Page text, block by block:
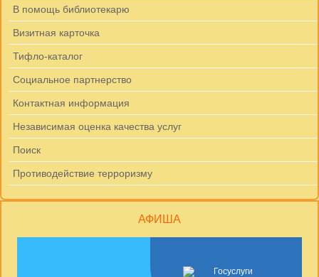
В помощь библиотекарю
Визитная карточка
Тифло-каталог
Социальное партнерство
Контактная информация
Независимая оценка качества услуг
Поиск
Противодействие терроризму
АФИША